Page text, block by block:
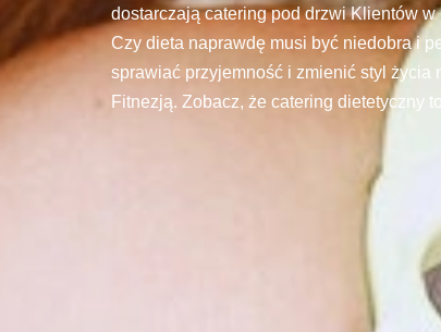
dostarczają catering pod drzwi Klientów w
Czy dieta naprawdę musi być niedobra i
sprawiać przyjemność i zmienić styl życia
Fitnezją. Zobacz, że catering dietetyczny